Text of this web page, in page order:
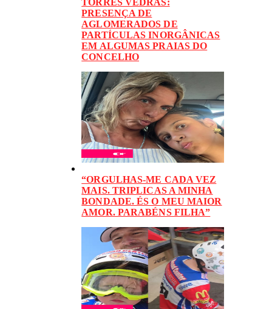
TORRES VEDRAS:
PRESENÇA DE
AGLOMERADOS DE
PARTÍCULAS INORGÂNICAS
EM ALGUMAS PRAIAS DO
CONCELHO
“ORGULHAS-ME CADA VEZ
MAIS. TRIPLICAS A MINHA
BONDADE. ÉS O MEU MAIOR
AMOR. PARABÉNS FILHA”